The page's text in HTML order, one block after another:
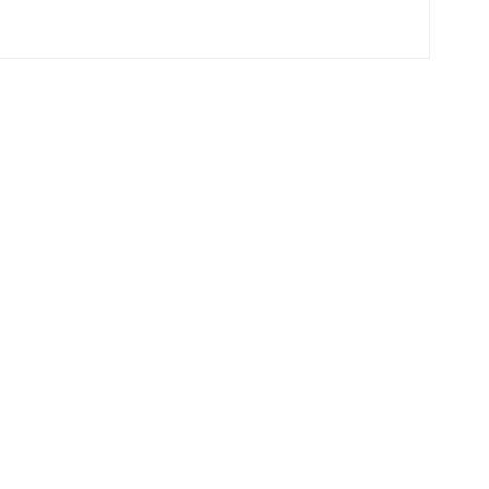
experiencia visual inmersiva. Alta resoluciónLa